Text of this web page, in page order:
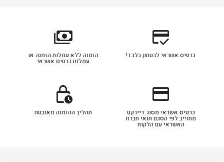
credit_score
כרטיס אשראי לבטחון בלבד!
payments
הזמנה ללא עמלות הזמנה או
עמלות כרטיס אשראי
credit_card
כרטיס אשראי מסוג דיירקט
מחוייב לפי הסכם תנאי חברת
האשראי עם הלקוח
lock_clock
תהליך ההזמנה מאובטח